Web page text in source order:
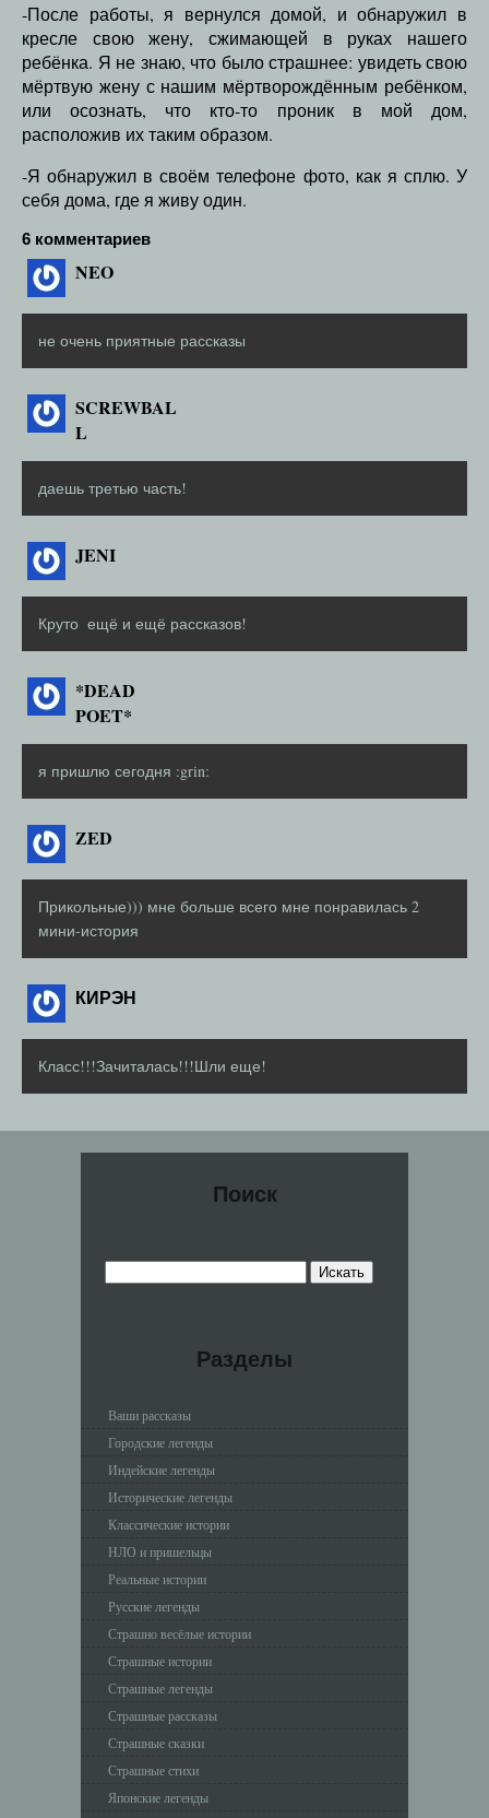
-После работы, я вернулся домой, и обнаружил в
кресле свою жену, сжимающей в руках нашего
ребёнка. Я не знаю, что было страшнее: увидеть свою
мёртвую жену с нашим мёртворождённым ребёнком,
или осознать, что кто-то проник в мой дом,
расположив их таким образом.
-Я обнаружил в своём телефоне фото, как я сплю. У
себя дома, где я живу один.
6 комментариев
NEO
не очень приятные рассказы
SCREWBAL
L
даешь третью часть!
JENI
Круто ещё и ещё рассказов!
*DEAD
POET*
я пришлю сегодня :grin:
ZED
Прикольные))) мне больше всего мне понравилась 2
мини-история
КИРЭН
Класс!!!Зачиталась!!!Шли еще!
Поиск
Разделы
Ваши рассказы
Городские легенды
Индейские легенды
Исторические легенды
Классические истории
НЛО и пришельцы
Реальные истории
Русские легенды
Страшно весёлые истории
Страшные истории
Страшные легенды
Страшные рассказы
Страшные сказки
Страшные стихи
Японские легенды